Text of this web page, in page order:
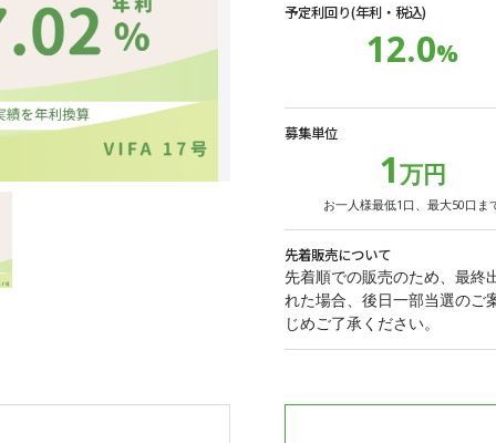
予定利回り(年利・税込)
12.0%
募集単位
1万円
お一人様最低1口、最大50口ま
先着販売について
先着順での販売のため、最終
れた場合、後日一部当選のご
じめご了承ください。